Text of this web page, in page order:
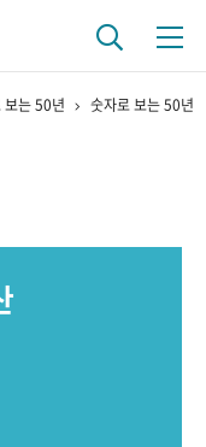
보는 50년 숫자로 보는 50년